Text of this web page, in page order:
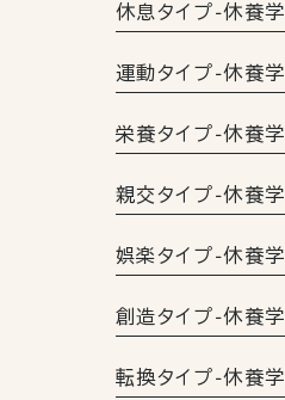
休息タイプ-休養学
運動タイプ-休養学
栄養タイプ-休養学
親交タイプ-休養学
娯楽タイプ-休養学
創造タイプ-休養学
転換タイプ-休養学